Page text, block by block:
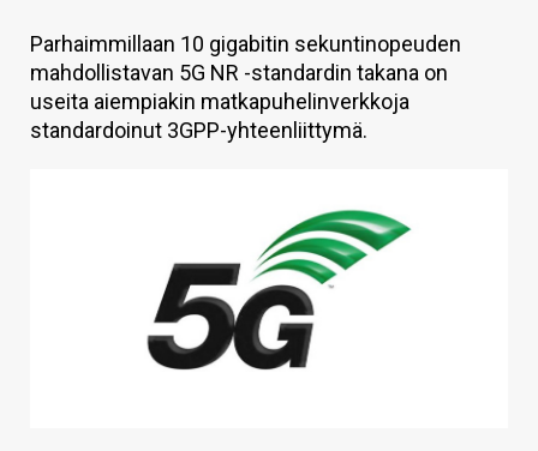
TIETOA
HINTA.FI
KAUPPA
Parhaimmillaan 10 gigabitin sekuntinopeuden
mahdollistavan 5G NR -standardin takana on
useita aiempiakin matkapuhelinverkkoja
standardoinut 3GPP-yhteenliittymä.